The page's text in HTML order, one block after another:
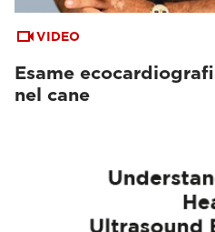
VIDEO
Esame
nel cane